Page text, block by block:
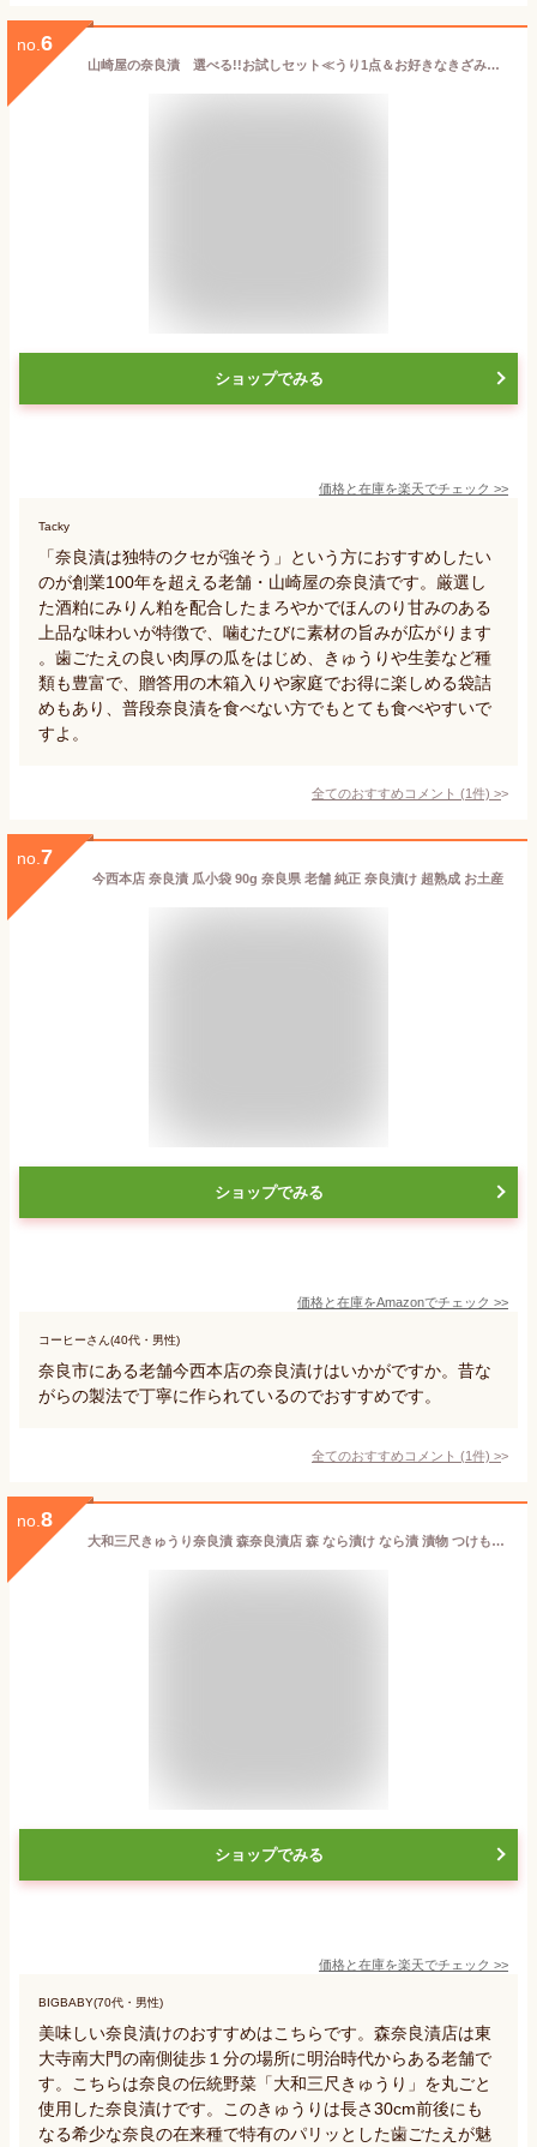
no. 6
山崎屋の奈良漬 選べる!!お試しセット≪うり1点＆お好きなきざみを3点≫
ショップでみる
価格と在庫を楽天でチェック >>
Tacky
「奈良漬は独特のクセが強そう」という方におすすめしたい
のが創業100年を超える老舗・山崎屋の奈良漬です。厳選し
た酒粕にみりん粕を配合したまろやかでほんのり甘みのある
上品な味わいが特徴で、噛むたびに素材の旨みが広がります
。歯ごたえの良い肉厚の瓜をはじめ、きゅうりや生姜など種
類も豊富で、贈答用の木箱入りや家庭でお得に楽しめる袋詰
めもあり、普段奈良漬を食べない方でもとても食べやすいで
すよ。
全てのおすすめコメント (1件) >
no. 7
今西本店 奈良漬 瓜小袋 90g 奈良県 老舗 純正 奈良漬け 超熟成 お土産
ショップでみる
価格と在庫をAmazonでチェック >>
コーヒーさん(40代・男性)
奈良市にある老舗今西本店の奈良漬けはいかがですか。昔な
がらの製法で丁寧に作られているのでおすすめです。
全てのおすすめコメント (1件) >
no. 8
大和三尺きゅうり奈良漬 森奈良漬店 森 なら漬け なら漬 漬物 つけもの 胡瓜 お土産 おみやげ ギフト 名物 奈良 老舗 人気 贈り物
ショップでみる
価格と在庫を楽天でチェック >>
BIGBABY(70代・男性)
美味しい奈良漬けのおすすめはこちらです。森奈良漬店は東
大寺南大門の南側徒歩１分の場所に明治時代からある老舗で
す。こちらは奈良の伝統野菜「大和三尺きゅうり」を丸ごと
使用した奈良漬けです。このきゅうりは長さ30cm前後にも
なる希少な奈良の在来種で特有のパリッとした歯ごたえが魅